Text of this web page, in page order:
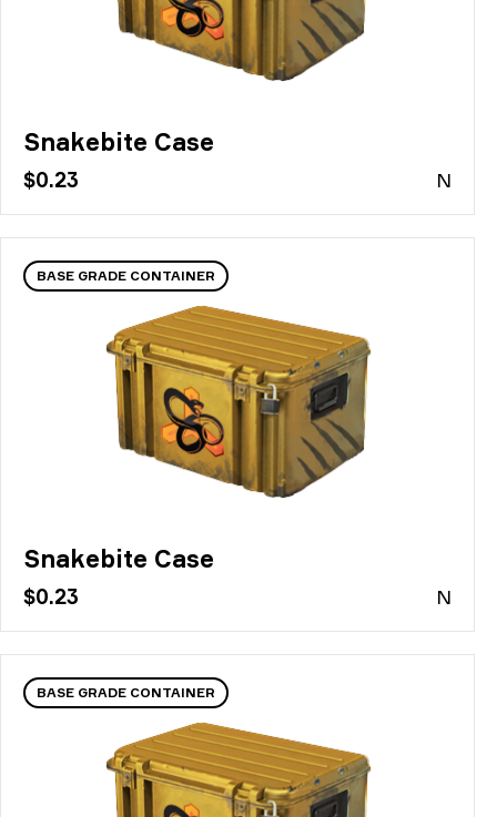
Snakebite Case
$0.23 N
BASE GRADE CONTAINER
Snakebite Case
$0.23 N
BASE GRADE CONTAINER